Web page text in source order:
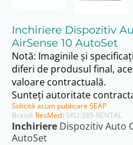
Brand: ResMed| SKU:385-RENTAL
Inchiriere Dispozitiv
AirSense 10 AutoSet
Inchiriere Dispozitiv Auto
AutoSet
Notă: Imaginile și
diferi de produsul final,
valoare contractuală.
Sunteți autoritate
Solicită acum publicare SEAP